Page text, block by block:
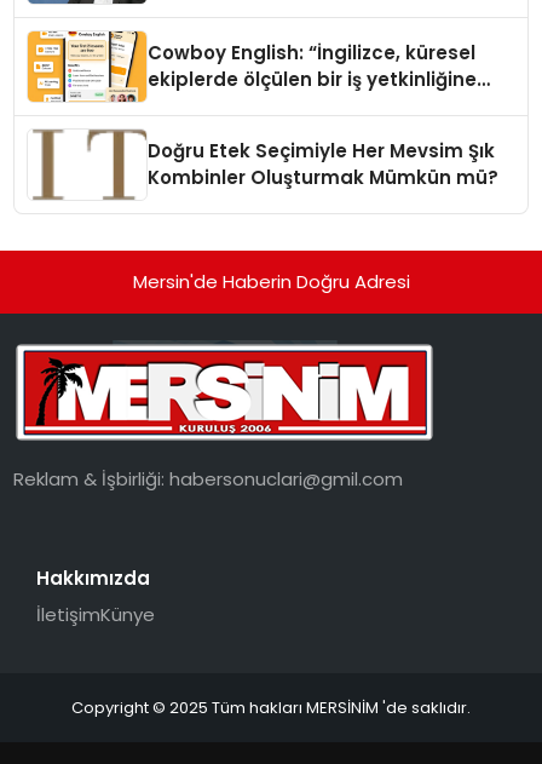
Cowboy English: “İngilizce, küresel
ekiplerde ölçülen bir iş yetkinliğine
Doğru Etek Seçimiyle Her Mevsim Şık
Kombinler Oluşturmak Mümkün mü?
Mersin'de Haberin Doğru Adresi
Reklam & İşbirliği:habersonuclari@gmil.com
Hakkımızda
İletişimKünye
Copyright © 2025 Tüm hakları MERSİNİM 'de saklıdır.